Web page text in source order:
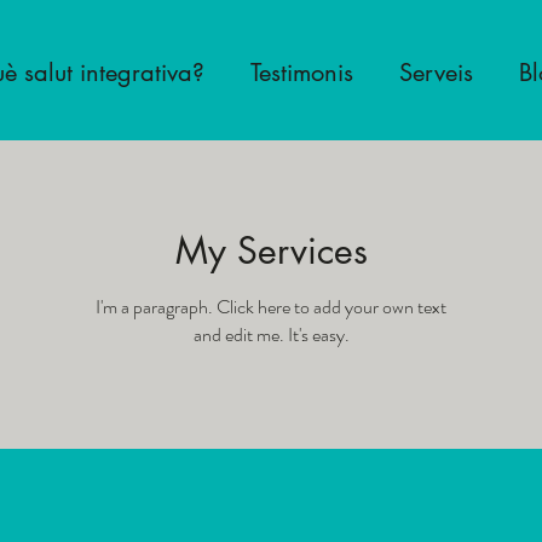
salut integrativa? Testimonis Serveis
My Services
I'm a paragraph. Click here to add your own text
and edit me. It's easy.